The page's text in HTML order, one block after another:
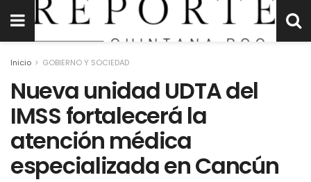
Inicio GOBIERNO Y SOCIEDAD
Nueva unidad UDTA del
IMSS fortalecerá la
atención médica
especializada en Cancún